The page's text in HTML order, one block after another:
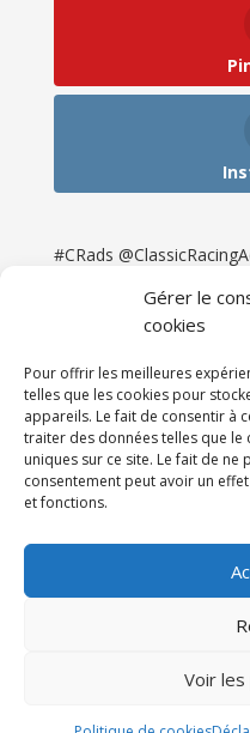
Gérer le
cookies
Pour offrir les meilleures
telles que les cookies pour
appareils. Le fait de consentir à
traiter des données telles que
uniques sur ce site. Le fait de
consentement peut avoir un
et fonctions.
Voir
#CRads
Newsletter & Presse
121DigitalGroup |